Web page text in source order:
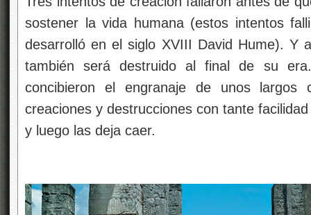
sostener la vida humana (estos intentos
desarrolló en el siglo XVIII David Hume). Y
también será destruido al final de su
concibieron el engranaje de unos largos
creaciones y destrucciones con tante
y luego las deja caer.